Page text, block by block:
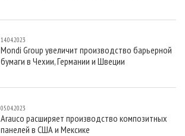
14.04.2023
Mondi Group увеличит производство барьерной
бумаги в Чехии, Германии и Швеции
05.04.2023
Arauco расширяет производство композитных
панелей в США и Мексике